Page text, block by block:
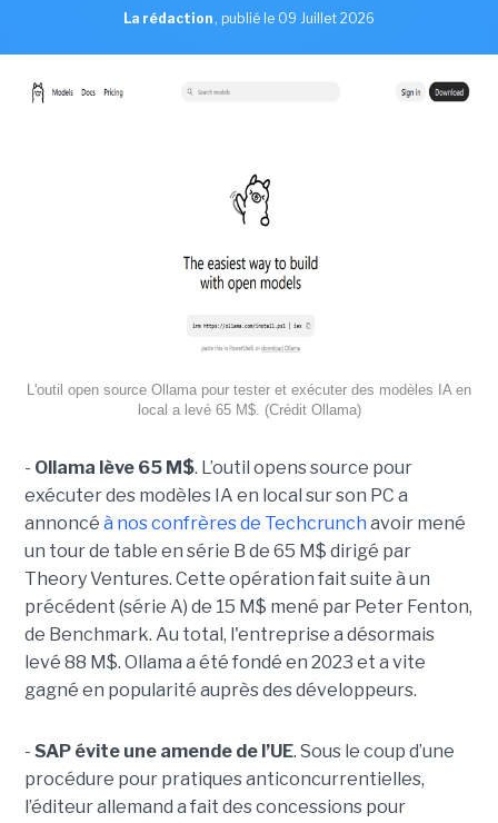
La rédaction , publié le 09 Juillet 2026
L'outil open source Ollama pour tester et exécuter des modèles IA en
local a levé 65 M$. (Crédit Ollama)
- Ollama lève 65 M$. L’outil opens source pour
exécuter des modèles IA en local sur son PC a
annoncé à nos confrères de Techcrunch avoir mené
un tour de table en série B de 65 M$ dirigé par
Theory Ventures. Cette opération fait suite à un
précédent (série A) de 15 M$ mené par Peter Fenton,
de Benchmark. Au total, l'entreprise a désormais
levé 88 M$. Ollama a été fondé en 2023 et a vite
gagné en popularité auprès des développeurs.
- SAP évite une amende de l’UE. Sous le coup d’une
procédure pour pratiques anticoncurrentielles,
l’éditeur allemand a fait des concessions pour